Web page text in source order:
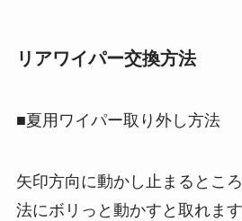
リアワイパー交換方法
■夏用ワイパー取り外し方法
矢印方向に動かし止まるとこ
法にボリっと動かすと取れます